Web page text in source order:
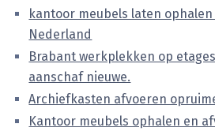
kantoor meubels laten
Nederland
Brabant werkplekken op
aanschaf nieuwe.
Archiefkasten afvoeren
Kantoor meubels ophalen en